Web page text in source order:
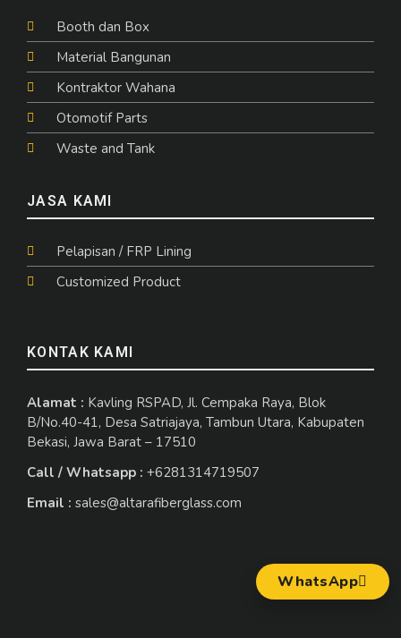
WhatsApp
Booth dan Box
Material Bangunan
Kontraktor Wahana
Otomotif Parts
Waste and Tank
JASA KAMI
Pelapisan / FRP Lining
Customized Product
KONTAK KAMI
Alamat : Kavling RSPAD, Jl. Cempaka Raya, Blok
B/No.40-41, Desa Satriajaya, Tambun Utara, Kabupaten
Bekasi, Jawa Barat – 17510
Call / Whatsapp : +6281314719507
Email : sales@altarafiberglass.com